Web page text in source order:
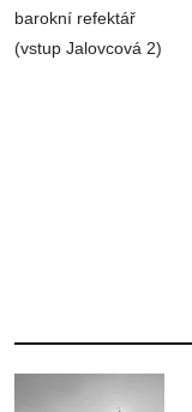
barokní refektář
(vstup Jalovcová 2)